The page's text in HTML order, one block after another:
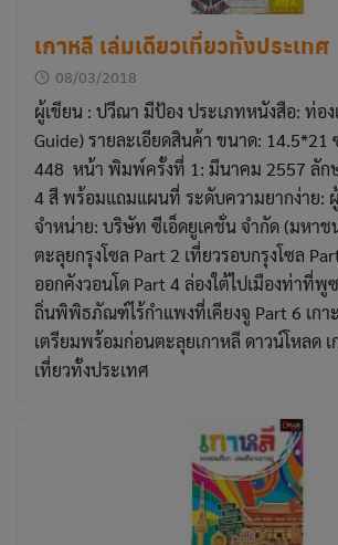
เกาหลี เล่มเดียวเที่ยวทั้งประเทศ
08/03/2018
ผู้เขียน : ปวีณา มีป้อง ประเภทหนังสือ: ท่อง
Guide) รายละเอียดสินค้า ขนาด: 14.5*21
448 หน้า พิมพ์ครั้งที่ 1: มีนาคม 2557 ลั
4 สี พร้อมแถมแผนที่ ระดับความยากง่าย:
จำหน่าย: บริษัท ซีเอ็ดยูเคชั่น จำกัด (มหาช
ตะลุยกรุงโซล Part 2 เที่ยวรอบกรุงโซล
ออกคังวอนโด Part 4 ล่องใต้ไปเมืองท่าที่พู
ถิ่นพิพิธภัณฑ์ไร้กำแพงที่เคียงจู Part 6 เกา
เตรียมพร้อมก่อนตะลุยเกาหลี ดาวน์โหลด เ
เที่ยวทั้งประเทศ